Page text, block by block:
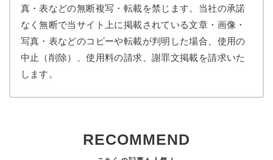
真・表などの無断複写・転載を禁じます。当社の承諾
なく無断で当サイト上に掲載されている文章・画像・
写真・表などのコピーや転載が判明した場合、使用の
中止（削除）、使用料の請求、謝罪文掲載を請求いた
します。
RECOMMEND